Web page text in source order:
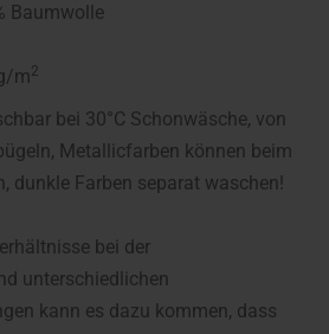
Baumwolle
m2
bei 30°C Schonwäsche, von
Metallicfarben können beim
dunkle Farben separat waschen!
bei der
unterschiedlichen
kann es dazu kommen, dass